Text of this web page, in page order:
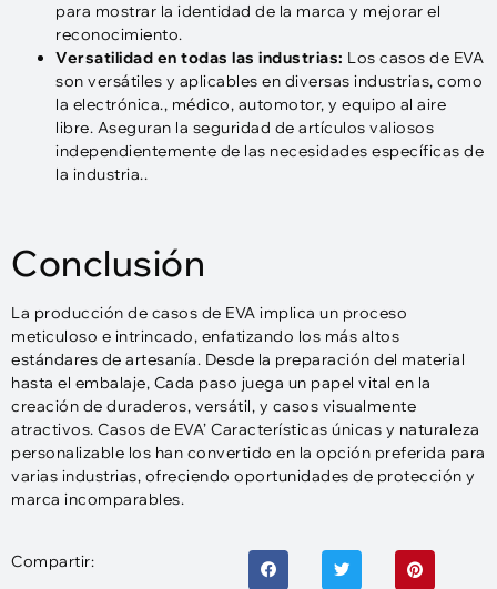
para mostrar la identidad de la marca y mejorar el
reconocimiento.
Versatilidad en todas las industrias: Los casos de EVA
son versátiles y aplicables en diversas industrias, como
la electrónica., médico, automotor, y equipo al aire
libre. Aseguran la seguridad de artículos valiosos
independientemente de las necesidades específicas de
la industria..
Conclusión
La producción de casos de EVA implica un proceso
meticuloso e intrincado, enfatizando los más altos
estándares de artesanía. Desde la preparación del material
hasta el embalaje, Cada paso juega un papel vital en la
creación de duraderos, versátil, y casos visualmente
atractivos. Casos de EVA’ Características únicas y naturaleza
personalizable los han convertido en la opción preferida para
varias industrias, ofreciendo oportunidades de protección y
marca incomparables.
Compartir: